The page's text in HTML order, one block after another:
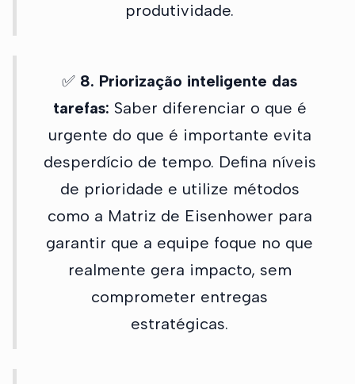
produtividade.
✅ 8. Priorização inteligente das
tarefas: Saber diferenciar o que é
urgente do que é importante evita
desperdício de tempo. Defina níveis
de prioridade e utilize métodos
como a Matriz de Eisenhower para
garantir que a equipe foque no que
realmente gera impacto, sem
comprometer entregas
estratégicas.